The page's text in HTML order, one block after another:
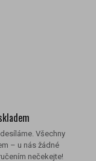
Všechny
– u nás žádné
nečekejte!